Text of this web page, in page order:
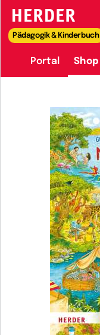
HERDER-MENÜ
Pädagogik & Kinderbuch
Portal Shop